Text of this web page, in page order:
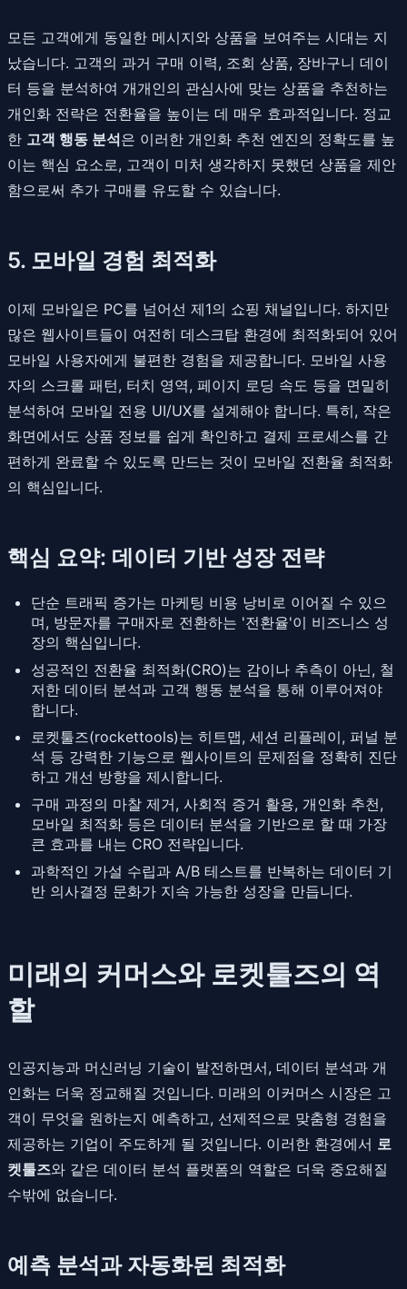
모든 고객에게 동일한 메시지와 상품을 보여주는 시대는 지
났습니다. 고객의 과거 구매 이력, 조회 상품, 장바구니 데이
터 등을 분석하여 개개인의 관심사에 맞는 상품을 추천하는
개인화 전략은 전환율을 높이는 데 매우 효과적입니다. 정교
한 고객 행동 분석은 이러한 개인화 추천 엔진의 정확도를 높
이는 핵심 요소로, 고객이 미처 생각하지 못했던 상품을 제안
함으로써 추가 구매를 유도할 수 있습니다.
5. 모바일 경험 최적화
이제 모바일은 PC를 넘어선 제1의 쇼핑 채널입니다. 하지만
많은 웹사이트들이 여전히 데스크탑 환경에 최적화되어 있어
모바일 사용자에게 불편한 경험을 제공합니다. 모바일 사용
자의 스크롤 패턴, 터치 영역, 페이지 로딩 속도 등을 면밀히
분석하여 모바일 전용 UI/UX를 설계해야 합니다. 특히, 작은
화면에서도 상품 정보를 쉽게 확인하고 결제 프로세스를 간
편하게 완료할 수 있도록 만드는 것이 모바일 전환율 최적화
의 핵심입니다.
핵심 요약: 데이터 기반 성장 전략
단순 트래픽 증가는 마케팅 비용 낭비로 이어질 수 있으
며, 방문자를 구매자로 전환하는 '전환율'이 비즈니스 성
장의 핵심입니다.
성공적인 전환율 최적화(CRO)는 감이나 추측이 아닌, 철
저한 데이터 분석과 고객 행동 분석을 통해 이루어져야
합니다.
로켓툴즈(rockettools)는 히트맵, 세션 리플레이, 퍼널 분
석 등 강력한 기능으로 웹사이트의 문제점을 정확히 진단
하고 개선 방향을 제시합니다.
구매 과정의 마찰 제거, 사회적 증거 활용, 개인화 추천,
모바일 최적화 등은 데이터 분석을 기반으로 할 때 가장
큰 효과를 내는 CRO 전략입니다.
과학적인 가설 수립과 A/B 테스트를 반복하는 데이터 기
반 의사결정 문화가 지속 가능한 성장을 만듭니다.
미래의 커머스와 로켓툴즈의 역
할
인공지능과 머신러닝 기술이 발전하면서, 데이터 분석과 개
인화는 더욱 정교해질 것입니다. 미래의 이커머스 시장은 고
객이 무엇을 원하는지 예측하고, 선제적으로 맞춤형 경험을
제공하는 기업이 주도하게 될 것입니다. 이러한 환경에서 로
켓툴즈와 같은 데이터 분석 플랫폼의 역할은 더욱 중요해질
수밖에 없습니다.
예측 분석과 자동화된 최적화